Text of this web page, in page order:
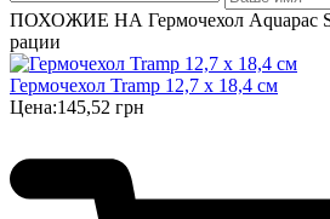
ПОХОЖИЕ НА Гермочехол Aquapac
рации
Гермочехол Tramp 12,7 х 18,4 см
Цена:145,52 грн